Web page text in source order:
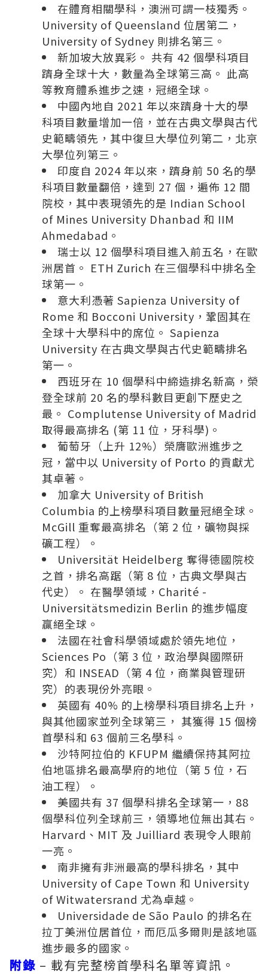
在體育相關學科，澳洲可謂一枝獨秀。
University of Queensland 位居第二，
University of Sydney 則排名第三。
新加坡大放異彩。 共有 42 個學科項目
躋身全球十大，數量為全球第三高。 此高
等教育體系進步之速，冠絕全球。
中國內地自 2021 年以來躋身十大的學
科項目數量增加一倍，並在古典文學與古代
史範疇領先，其中復旦大學位列第二，北京
大學位列第三。
印度自 2024 年以來，躋身前 50 名的學
科項目數量翻倍，達到 27 個，遍佈 12 間
院校，其中表現領先的是 Indian School
of Mines University Dhanbad 和 IIM
Ahmedabad。
瑞士以 12 個學科項目進入前五名，在歐
洲居首。 ETH Zurich 在三個學科中排名全
球第一。
意大利憑著 Sapienza University of
Rome 和 Bocconi University，鞏固其在
全球十大學科中的席位。 Sapienza
University 在古典文學與古代史範疇排名
第一。
西班牙在 10 個學科中締造排名新高，榮
登全球前 20 名的學科數目更創下歷史之
最。 Complutense University of Madrid
取得最高排名 (第 11 位，牙科學)。
葡萄牙（上升 12%）榮膺歐洲進步之
冠，當中以 University of Porto 的貢獻尤
其卓著。
加拿大 University of British
Columbia 的上榜學科項目數量冠絕全球。
McGill 重奪最高排名（第 2 位，礦物與採
礦工程）。
Universität Heidelberg 奪得德國院校
之首，排名高踞（第 8 位，古典文學與古
代史）。 在醫學領域，Charité -
Universitätsmedizin Berlin 的進步幅度
贏絕全球。
法國在社會科學領域處於領先地位，
Sciences Po（第 3 位，政治學與國際研
究）和 INSEAD（第 4 位，商業與管理研
究）的表現份外亮眼。
英國有 40% 的上榜學科項目排名上升，
與其他國家並列全球第三， 其獲得 15 個榜
首學科和 63 個前三名學科。
沙特阿拉伯的 KFUPM 繼續保持其阿拉
伯地區排名最高學府的地位（第 5 位，石
油工程）。
美國共有 37 個學科排名全球第一，88
個學科位列全球前三，領導地位無出其右。
Harvard、MIT 及 Juilliard 表現令人眼前
一亮。
南非擁有非洲最高的學科排名，其中
University of Cape Town 和 University
of Witwatersrand 尤為卓越。
Universidade de São Paulo 的排名在
拉丁美洲位居首位，而厄瓜多爾則是該地區
進步最多的國家。
附錄 – 載有完整榜首學科名單等資訊。